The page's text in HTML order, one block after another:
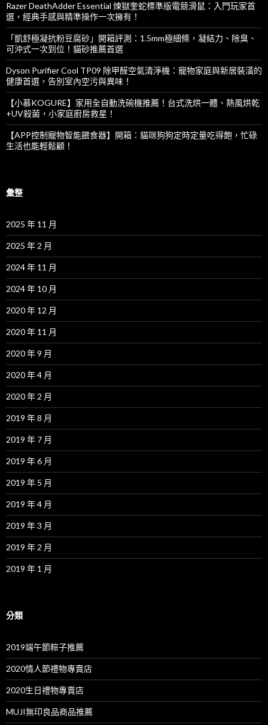
Razer DeathAdder Essential 煉獄奎蛇標準版電競滑鼠：入門玩家首
選，經典手感與精準操作一次擁有！
「凱舒極凝抗粉豆腐砂」開箱評測：1.5mm極細條，凝結力、除臭、
可沖式一次到位！貓砂推薦首選
Dyson Purifier Cool TP09 除甲醛空氣清淨機：寵物家庭與新居裝潢的
健康首選，告別室內空污與異味！
【小慕KOGURE】家用全自動洗碗機推薦！台式洗烘一體、熱風烘乾
+UV殺菌，小家庭廚房救星！
【APP控制寵物智能餵食器】開箱：貓咪狗狗定時定量吃得飽，忙碌
生活也能輕鬆顧！
彙整
2025 年 11 月
2025 年 2 月
2024 年 11 月
2024 年 10 月
2020 年 12 月
2020 年 11 月
2020 年 9 月
2020 年 4 月
2020 年 2 月
2019 年 8 月
2019 年 7 月
2019 年 6 月
2019 年 5 月
2019 年 4 月
2019 年 3 月
2019 年 2 月
2019 年 1 月
分類
2019端午節粽子推薦
2020情人節禮物專賣店
2020生日禮物專賣店
MUJI無印良品商品推薦